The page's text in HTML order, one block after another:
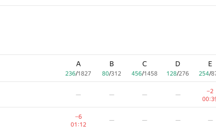
A
236/1827
B
80/312
C
456/1458
D
128/276
E
254/
— — — —
−2
−6
01:12
— — — —